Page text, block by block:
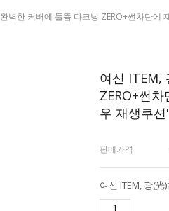
한 커버에 들뜸 다크닝 ZERO+썬차단에
여신 ITEM,
ZERO+썬
우 재생쿠션
판매가격